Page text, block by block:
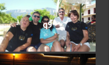
q9